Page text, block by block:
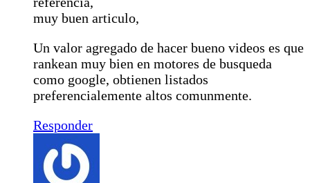
muy buen articulo,
Un valor agregado de hacer bueno videos es que
rankean muy bien en motores de busqueda
como google, obtienen listados
preferencialemente altos comunmente.
Responder